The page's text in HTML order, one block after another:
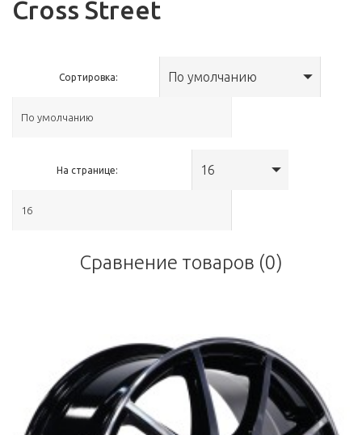
Cross Street
Сортировка: По умолчанию
На странице: 16
Сравнение товаров (0)